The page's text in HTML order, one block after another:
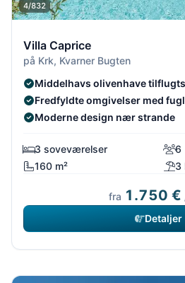
4/832
Villa Caprice
på Krk, Kvarner Bugten
Middelhavs olivenhave
Fredfyldte omgivelser med
Moderne design nær strande
3 soveværelser
6
160 m²
3
fra 1.750 €
Detaljer